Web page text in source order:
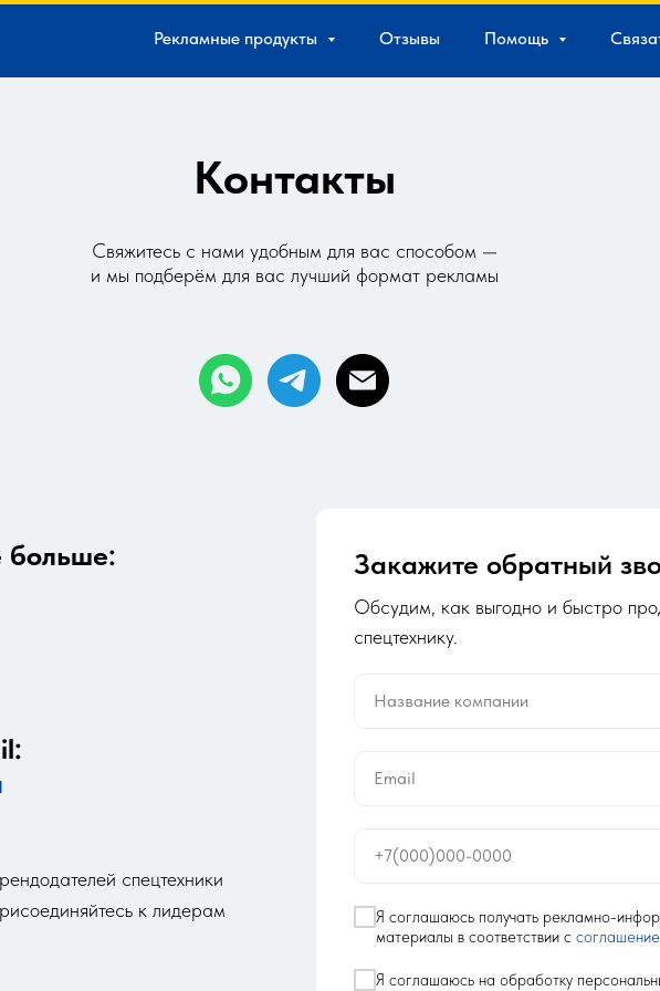
Рекламные продукты Отзывы Помощь
Контакты
Свяжитесь с нами удобным для вас способом —
и мы подберём для вас лучший формат рекламы
больше:
спецтехники
к лидерам
Закажите обратный
Обсудим, как выгодно и быстро
спецтехнику.
Название компании
Email
+7(000)000-0000
Я соглашаюсь получать рекламно-
материалы в соответствии с
Я соглашаюсь на обработку